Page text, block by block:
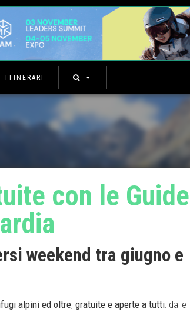
ITINERARI
con le Guide
weekend tra giugno e
alpini ed oltre, gratuite e aperte a tutti: